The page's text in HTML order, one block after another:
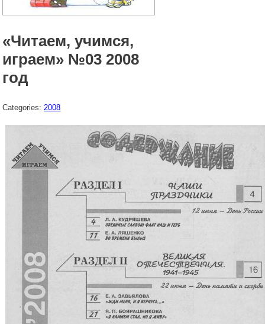
«Читаем, учимся,
играем» №03 2008
год
Categories: 2008